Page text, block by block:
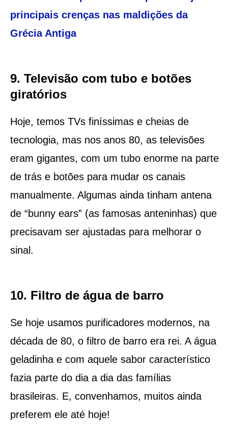
principais crenças nas maldições da
Grécia Antiga
9. Televisão com tubo e botões
giratórios
Hoje, temos TVs finíssimas e cheias de
tecnologia, mas nos anos 80, as televisões
eram gigantes, com um tubo enorme na parte
de trás e botões para mudar os canais
manualmente. Algumas ainda tinham antena
de “bunny ears” (as famosas anteninhas) que
precisavam ser ajustadas para melhorar o
sinal.
10. Filtro de água de barro
Se hoje usamos purificadores modernos, na
década de 80, o filtro de barro era rei. A água
geladinha e com aquele sabor característico
fazia parte do dia a dia das famílias
brasileiras. E, convenhamos, muitos ainda
preferem ele até hoje!